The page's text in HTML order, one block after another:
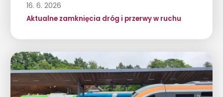
16. 6. 2026
Aktualne zamknięcia dróg i przerwy w ruchu